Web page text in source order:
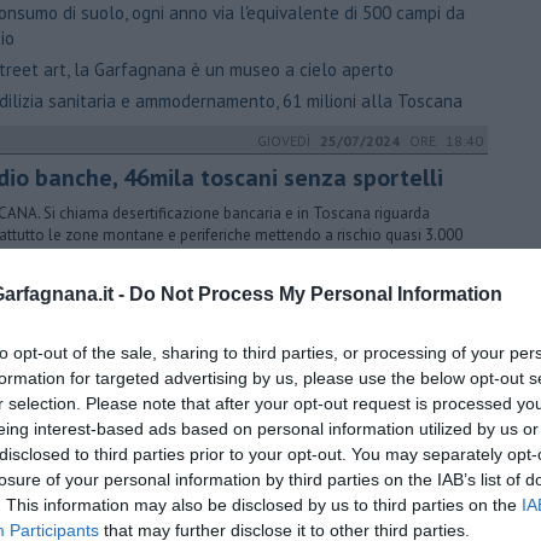
- Do Not Process My Personal Information
opt-out of the sale, sharing to third parties, or processing of your
for targeted advertising by us, please use the below opt-out
selection. Please note that after your opt-out request is processed
interest-based ads based on personal information utilized by us
to third parties prior to your opt-out. You may separately
of your personal information by third parties on the IAB’s list of
This information may also be disclosed by us to third parties on the
Participants that may further disclose it to other third parties.
di suolo, ogni anno via l'equivalente di 500 campi da
art, la Garfagnana è un museo a cielo aperto
sanitaria e ammodernamento, 61 milioni alla Toscana
GIOVEDÌ 25/07/2024 ORE 18:40
banche, 46mila toscani senza sportelli
Si chiama desertificazione bancaria e in Toscana riguarda
le zone montane e periferiche mettendo a rischio quasi 3.000
veloce, la fibra ottica scala l'Amiata
terra di badanti, sono 43.858
GIOVEDÌ 11/04/2024ORE 16:00
art, la Garfagnana è un museo a cielo
FOSCIANA. In sei comuni del territorio i murales di artisti di fama
per un progetto di rigenerazione urbana promosso dal